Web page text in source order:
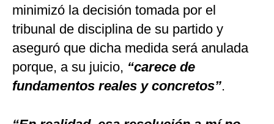
minimizó la decisión tomada por el
tribunal de disciplina de su partido y
aseguró que dicha medida será anulada
porque, a su juicio, “carece de
fundamentos reales y concretos”.